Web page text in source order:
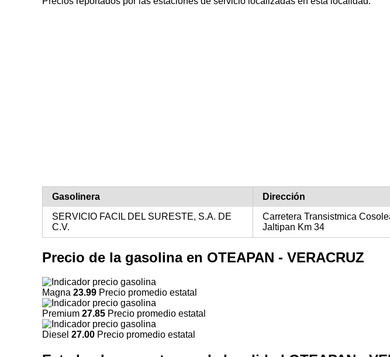
Gasolinera Dirección
SERVICIO FACIL DEL SURESTE, S.A. DE
C.V.
Carretera Transistmica
Jaltipan Km 34
Precio de la gasolina en OTEAPAN - VERACRUZ
Magna 23.99 Precio promedio estatal
Premium 27.85 Precio promedio estatal
Diesel 27.00 Precio promedio estatal